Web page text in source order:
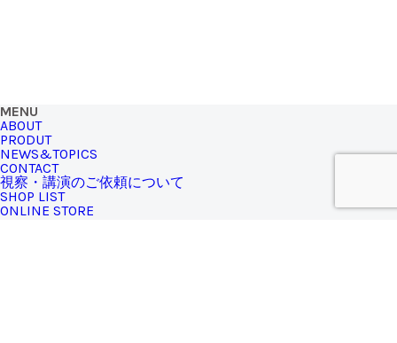
MENU
ABOUT
PRODUT
NEWS&TOPICS
CONTACT
視察・講演のご依頼について
SHOP LIST
ONLINE STORE